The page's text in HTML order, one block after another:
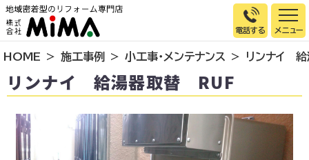
電話する
トップページ
選ばれる理由
施工事例
お客様の声
HOME 施工事例 小工事・メンテナンス リンナイ
リンナイ 給湯器取替 RUF